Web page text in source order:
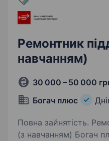
Ремонтник
навчанням)
30 000 – 50 000
Богач плюс
Повна зайнятість. Ремонтник піддонів
(з навчанням) Богач